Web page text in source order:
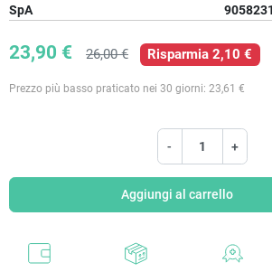
SpA
23,90 € 26,00 € Risparmia 2,10 €
Prezzo più basso praticato nei 30 giorni: 23,61 €
- +
Aggiungi al carrello